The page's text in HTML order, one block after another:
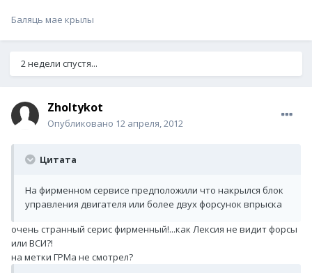
Баляць мае крылы
2 недели спустя...
Zholtykot
Опубликовано 12 апреля, 2012
Цитата
На фирменном сервисе предположили что накрылся блок
управления двигателя или более двух форсунок впрыска
очень странный серис фирменный!...как Лексия не видит форсы
или ВСИ?!
на метки ГРМа не смотрел?